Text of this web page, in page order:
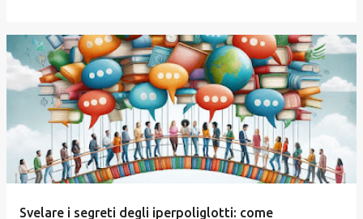
Svelare i segreti degli iperpoliglotti: come